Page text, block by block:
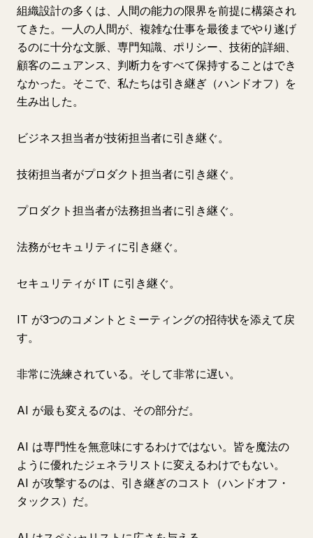
組織設計の多くは、人間の能力の限界を前提に構築され
てきた。一人の人間が、複雑な仕事を最後までやり遂げ
るのに十分な文脈、専門知識、ポリシー、技術的詳細、
顧客のニュアンス、判断力をすべて保持することはでき
なかった。そこで、私たちは引き継ぎ（ハンドオフ）を
生み出した。
ビジネス担当者が技術担当者に引き継ぐ。
技術担当者がプロダクト担当者に引き継ぐ。
プロダクト担当者が法務担当者に引き継ぐ。
法務がセキュリティに引き継ぐ。
セキュリティが IT に引き継ぐ。
IT が3つのコメントとミーティングの招待状を添えて戻
す。
非常に洗練されている。そして非常に遅い。
AI が最も変えるのは、その部分だ。
AI は専門性を無意味にするわけではない。皆を魔法の
ように優れたジェネラリストに変えるわけでもない。
AI が攻撃するのは、引き継ぎのコスト（ハンドオフ・
タックス）だ。